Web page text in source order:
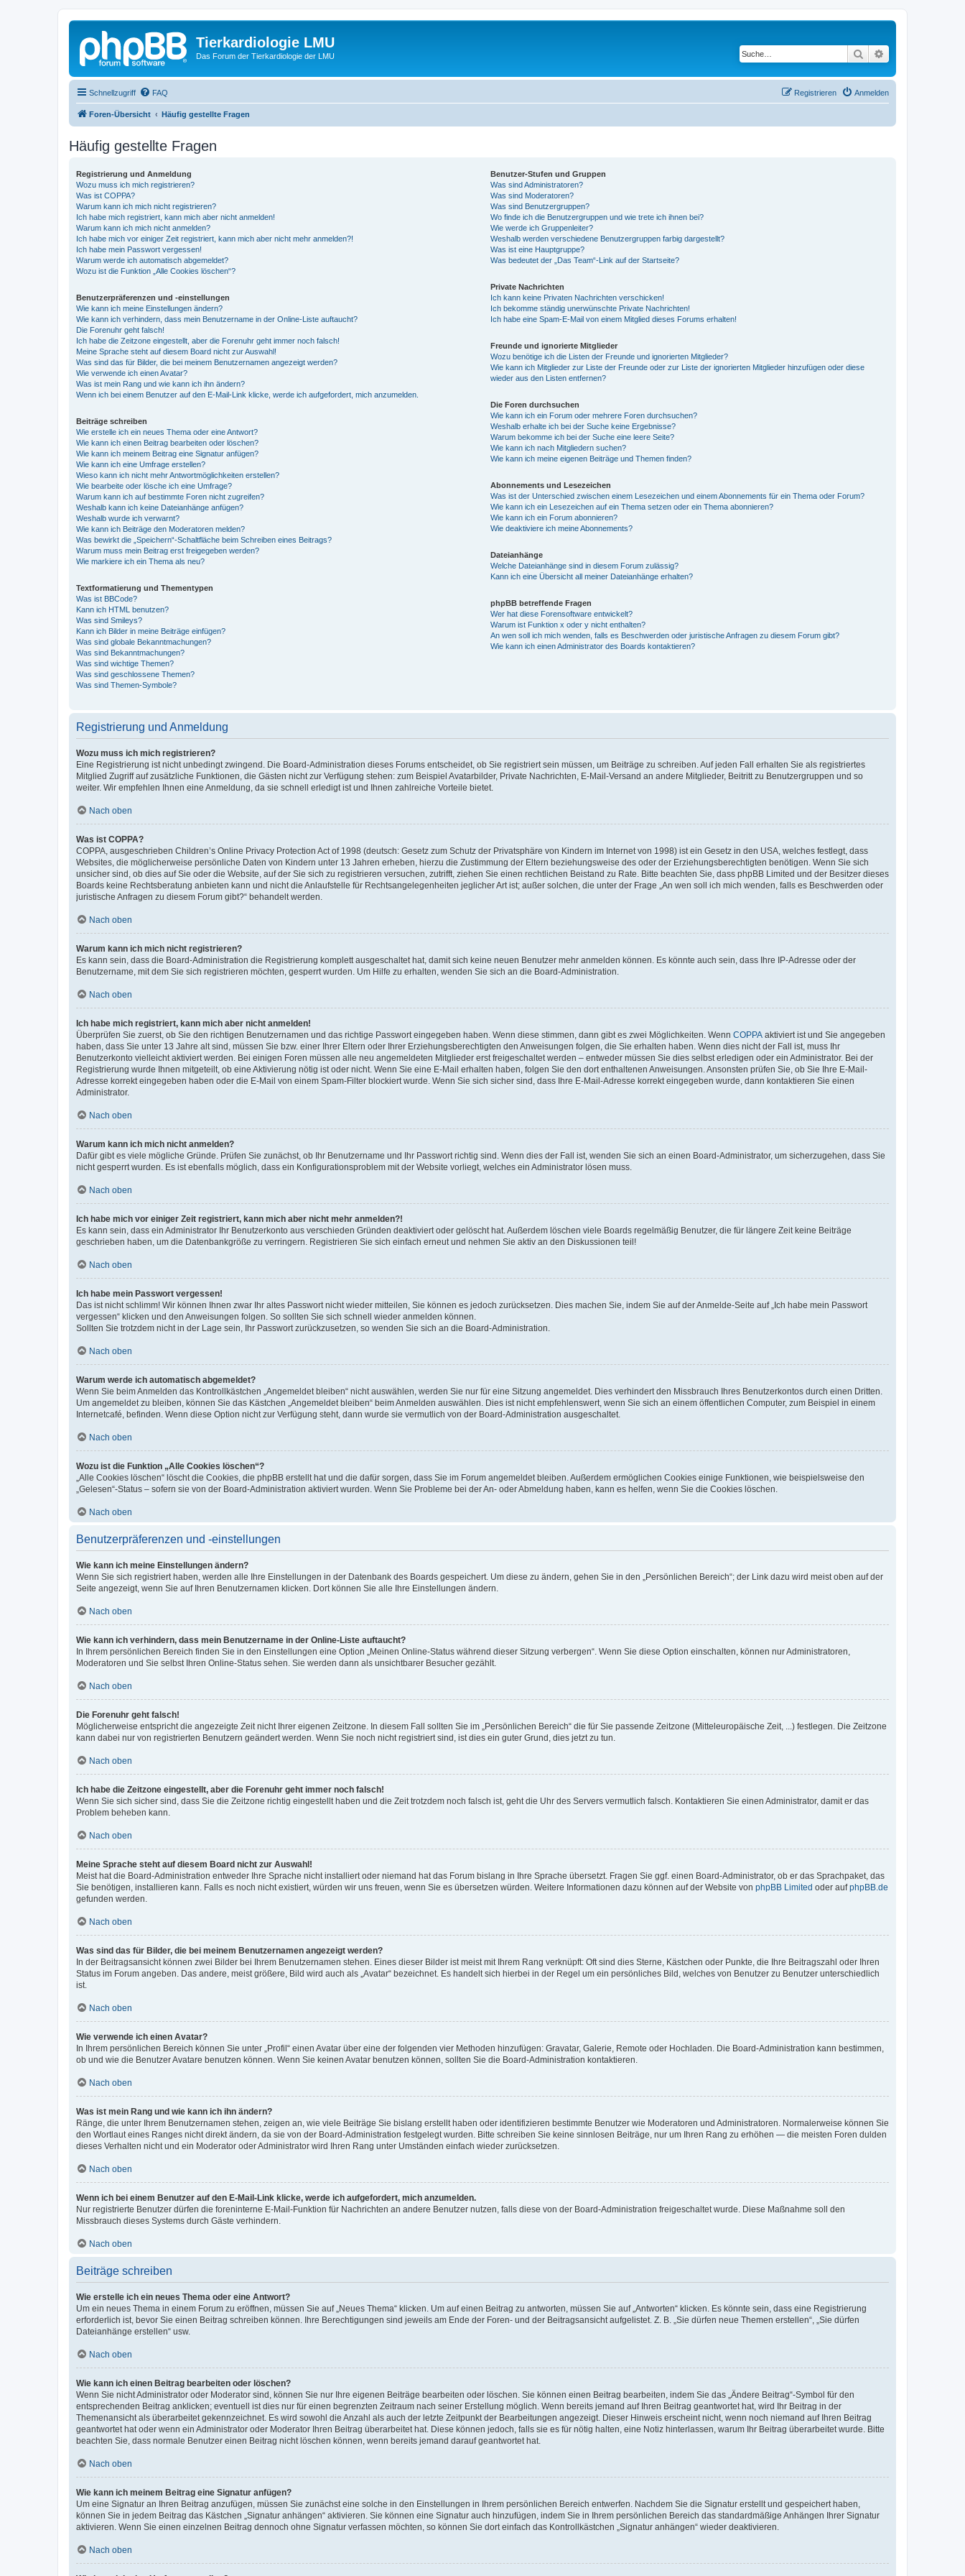
Tierkardiologie LMU
Das Forum der Tierkardiologie der LMU Suche
Schnellzugriff FAQ Anmelden
Registrieren
Foren-Übersicht Häufig gestellte Fragen
Häufig gestellte Fragen
Registrierung und Anmeldung
Wozu muss ich mich registrieren?
Was ist COPPA?
Warum kann ich mich nicht registrieren?
Ich habe mich registriert, kann mich aber nicht anmelden!
Warum kann ich mich nicht anmelden?
Ich habe mich vor einiger Zeit registriert, kann mich aber nicht mehr anmelden?!
Ich habe mein Passwort vergessen!
Warum werde ich automatisch abgemeldet?
Wozu ist die Funktion „Alle Cookies löschen“?
Benutzerpräferenzen und -einstellungen
Wie kann ich meine Einstellungen ändern?
Wie kann ich verhindern, dass mein Benutzername in der Online-Liste auftaucht?
Die Forenuhr geht falsch!
Ich habe die Zeitzone eingestellt, aber die Forenuhr geht immer noch falsch!
Meine Sprache steht auf diesem Board nicht zur Auswahl!
Was sind das für Bilder, die bei meinem Benutzernamen angezeigt werden?
Wie verwende ich einen Avatar?
Was ist mein Rang und wie kann ich ihn ändern?
Wenn ich bei einem Benutzer auf den E-Mail-Link klicke, werde ich aufgefordert, mich anzumelden.
Beiträge schreiben
Wie erstelle ich ein neues Thema oder eine Antwort?
Wie kann ich einen Beitrag bearbeiten oder löschen?
Wie kann ich meinem Beitrag eine Signatur anfügen?
Wie kann ich eine Umfrage erstellen?
Wieso kann ich nicht mehr Antwortmöglichkeiten erstellen?
Wie bearbeite oder lösche ich eine Umfrage?
Warum kann ich auf bestimmte Foren nicht zugreifen?
Weshalb kann ich keine Dateianhänge anfügen?
Weshalb wurde ich verwarnt?
Wie kann ich Beiträge den Moderatoren melden?
Was bewirkt die „Speichern“-Schaltfläche beim Schreiben eines Beitrags?
Warum muss mein Beitrag erst freigegeben werden?
Wie markiere ich ein Thema als neu?
Textformatierung und Thementypen
Was ist BBCode?
Kann ich HTML benutzen?
Was sind Smileys?
Kann ich Bilder in meine Beiträge einfügen?
Was sind globale Bekanntmachungen?
Was sind Bekanntmachungen?
Was sind wichtige Themen?
Was sind geschlossene Themen?
Was sind Themen-Symbole?
Benutzer-Stufen und Gruppen
Was sind Administratoren?
Was sind Moderatoren?
Was sind Benutzergruppen?
Wo finde ich die Benutzergruppen und wie trete ich ihnen bei?
Wie werde ich Gruppenleiter?
Weshalb werden verschiedene Benutzergruppen farbig dargestellt?
Was ist eine Hauptgruppe?
Was bedeutet der „Das Team“-Link auf der Startseite?
Private Nachrichten
Ich kann keine Privaten Nachrichten verschicken!
Ich bekomme ständig unerwünschte Private Nachrichten!
Ich habe eine Spam-E-Mail von einem Mitglied dieses Forums erhalten!
Freunde und ignorierte Mitglieder
Wozu benötige ich die Listen der Freunde und ignorierten Mitglieder?
Wie kann ich Mitglieder zur Liste der Freunde oder zur Liste der ignorierten Mitglieder hinzufügen oder diese
wieder aus den Listen entfernen?
Die Foren durchsuchen
Wie kann ich ein Forum oder mehrere Foren durchsuchen?
Weshalb erhalte ich bei der Suche keine Ergebnisse?
Warum bekomme ich bei der Suche eine leere Seite?
Wie kann ich nach Mitgliedern suchen?
Wie kann ich meine eigenen Beiträge und Themen finden?
Abonnements und Lesezeichen
Was ist der Unterschied zwischen einem Lesezeichen und einem Abonnements für ein Thema oder Forum?
Wie kann ich ein Lesezeichen auf ein Thema setzen oder ein Thema abonnieren?
Wie kann ich ein Forum abonnieren?
Wie deaktiviere ich meine Abonnements?
Dateianhänge
Welche Dateianhänge sind in diesem Forum zulässig?
Kann ich eine Übersicht all meiner Dateianhänge erhalten?
phpBB betreffende Fragen
Wer hat diese Forensoftware entwickelt?
Warum ist Funktion x oder y nicht enthalten?
An wen soll ich mich wenden, falls es Beschwerden oder juristische Anfragen zu diesem Forum gibt?
Wie kann ich einen Administrator des Boards kontaktieren?
Registrierung und Anmeldung
Wozu muss ich mich registrieren?
Eine Registrierung ist nicht unbedingt zwingend. Die Board-Administration dieses Forums entscheidet, ob Sie registriert sein müssen, um Beiträge zu schreiben. Auf jeden Fall erhalten Sie als registriertes
Mitglied Zugriff auf zusätzliche Funktionen, die Gästen nicht zur Verfügung stehen: zum Beispiel Avatarbilder, Private Nachrichten, E-Mail-Versand an andere Mitglieder, Beitritt zu Benutzergruppen und so
weiter. Wir empfehlen Ihnen eine Anmeldung, da sie schnell erledigt ist und Ihnen zahlreiche Vorteile bietet.
Nach oben
Was ist COPPA?
COPPA, ausgeschrieben Children’s Online Privacy Protection Act of 1998 (deutsch: Gesetz zum Schutz der Privatsphäre von Kindern im Internet von 1998) ist ein Gesetz in den USA, welches festlegt, dass
Websites, die möglicherweise persönliche Daten von Kindern unter 13 Jahren erheben, hierzu die Zustimmung der Eltern beziehungsweise des oder der Erziehungsberechtigten benötigen. Wenn Sie sich
unsicher sind, ob dies auf Sie oder die Website, auf der Sie sich zu registrieren versuchen, zutrifft, ziehen Sie einen rechtlichen Beistand zu Rate. Bitte beachten Sie, dass phpBB Limited und der Besitzer dieses
Boards keine Rechtsberatung anbieten kann und nicht die Anlaufstelle für Rechtsangelegenheiten jeglicher Art ist; außer solchen, die unter der Frage „An wen soll ich mich wenden, falls es Beschwerden oder
juristische Anfragen zu diesem Forum gibt?“ behandelt werden.
Nach oben
Warum kann ich mich nicht registrieren?
Es kann sein, dass die Board-Administration die Registrierung komplett ausgeschaltet hat, damit sich keine neuen Benutzer mehr anmelden können. Es könnte auch sein, dass Ihre IP-Adresse oder der
Benutzername, mit dem Sie sich registrieren möchten, gesperrt wurden. Um Hilfe zu erhalten, wenden Sie sich an die Board-Administration.
Nach oben
Ich habe mich registriert, kann mich aber nicht anmelden!
Überprüfen Sie zuerst, ob Sie den richtigen Benutzernamen und das richtige Passwort eingegeben haben. Wenn diese stimmen, dann gibt es zwei Möglichkeiten. Wenn COPPA aktiviert ist und Sie angegeben
haben, dass Sie unter 13 Jahre alt sind, müssen Sie bzw. einer Ihrer Eltern oder Ihrer Erziehungsberechtigten den Anweisungen folgen, die Sie erhalten haben. Wenn dies nicht der Fall ist, muss Ihr
Benutzerkonto vielleicht aktiviert werden. Bei einigen Foren müssen alle neu angemeldeten Mitglieder erst freigeschaltet werden – entweder müssen Sie dies selbst erledigen oder ein Administrator. Bei der
Registrierung wurde Ihnen mitgeteilt, ob eine Aktivierung nötig ist oder nicht. Wenn Sie eine E-Mail erhalten haben, folgen Sie den dort enthaltenen Anweisungen. Ansonsten prüfen Sie, ob Sie Ihre E-Mail-
Adresse korrekt eingegeben haben oder die E-Mail von einem Spam-Filter blockiert wurde. Wenn Sie sich sicher sind, dass Ihre E-Mail-Adresse korrekt eingegeben wurde, dann kontaktieren Sie einen
Administrator.
Nach oben
Warum kann ich mich nicht anmelden?
Dafür gibt es viele mögliche Gründe. Prüfen Sie zunächst, ob Ihr Benutzername und Ihr Passwort richtig sind. Wenn dies der Fall ist, wenden Sie sich an einen Board-Administrator, um sicherzugehen, dass Sie
nicht gesperrt wurden. Es ist ebenfalls möglich, dass ein Konfigurationsproblem mit der Website vorliegt, welches ein Administrator lösen muss.
Nach oben
Ich habe mich vor einiger Zeit registriert, kann mich aber nicht mehr anmelden?!
Es kann sein, dass ein Administrator Ihr Benutzerkonto aus verschieden Gründen deaktiviert oder gelöscht hat. Außerdem löschen viele Boards regelmäßig Benutzer, die für längere Zeit keine Beiträge
geschrieben haben, um die Datenbankgröße zu verringern. Registrieren Sie sich einfach erneut und nehmen Sie aktiv an den Diskussionen teil!
Nach oben
Ich habe mein Passwort vergessen!
Das ist nicht schlimm! Wir können Ihnen zwar Ihr altes Passwort nicht wieder mitteilen, Sie können es jedoch zurücksetzen. Dies machen Sie, indem Sie auf der Anmelde-Seite auf „Ich habe mein Passwort
vergessen“ klicken und den Anweisungen folgen. So sollten Sie sich schnell wieder anmelden können.
Sollten Sie trotzdem nicht in der Lage sein, Ihr Passwort zurückzusetzen, so wenden Sie sich an die Board-Administration.
Nach oben
Warum werde ich automatisch abgemeldet?
Wenn Sie beim Anmelden das Kontrollkästchen „Angemeldet bleiben“ nicht auswählen, werden Sie nur für eine Sitzung angemeldet. Dies verhindert den Missbrauch Ihres Benutzerkontos durch einen Dritten.
Um angemeldet zu bleiben, können Sie das Kästchen „Angemeldet bleiben“ beim Anmelden auswählen. Dies ist nicht empfehlenswert, wenn Sie sich an einem öffentlichen Computer, zum Beispiel in einem
Internetcafé, befinden. Wenn diese Option nicht zur Verfügung steht, dann wurde sie vermutlich von der Board-Administration ausgeschaltet.
Nach oben
Wozu ist die Funktion „Alle Cookies löschen“?
„Alle Cookies löschen“ löscht die Cookies, die phpBB erstellt hat und die dafür sorgen, dass Sie im Forum angemeldet bleiben. Außerdem ermöglichen Cookies einige Funktionen, wie beispielsweise den
„Gelesen“-Status – sofern sie von der Board-Administration aktiviert wurden. Wenn Sie Probleme bei der An- oder Abmeldung haben, kann es helfen, wenn Sie die Cookies löschen.
Nach oben
Benutzerpräferenzen und -einstellungen
Wie kann ich meine Einstellungen ändern?
Wenn Sie sich registriert haben, werden alle Ihre Einstellungen in der Datenbank des Boards gespeichert. Um diese zu ändern, gehen Sie in den „Persönlichen Bereich“; der Link dazu wird meist oben auf der
Seite angezeigt, wenn Sie auf Ihren Benutzernamen klicken. Dort können Sie alle Ihre Einstellungen ändern.
Nach oben
Wie kann ich verhindern, dass mein Benutzername in der Online-Liste auftaucht?
In Ihrem persönlichen Bereich finden Sie in den Einstellungen eine Option „Meinen Online-Status während dieser Sitzung verbergen“. Wenn Sie diese Option einschalten, können nur Administratoren,
Moderatoren und Sie selbst Ihren Online-Status sehen. Sie werden dann als unsichtbarer Besucher gezählt.
Nach oben
Die Forenuhr geht falsch!
Möglicherweise entspricht die angezeigte Zeit nicht Ihrer eigenen Zeitzone. In diesem Fall sollten Sie im „Persönlichen Bereich“ die für Sie passende Zeitzone (Mitteleuropäische Zeit, ...) festlegen. Die Zeitzone
kann dabei nur von registrierten Benutzern geändert werden. Wenn Sie noch nicht registriert sind, ist dies ein guter Grund, dies jetzt zu tun.
Nach oben
Ich habe die Zeitzone eingestellt, aber die Forenuhr geht immer noch falsch!
Wenn Sie sich sicher sind, dass Sie die Zeitzone richtig eingestellt haben und die Zeit trotzdem noch falsch ist, geht die Uhr des Servers vermutlich falsch. Kontaktieren Sie einen Administrator, damit er das
Problem beheben kann.
Nach oben
Meine Sprache steht auf diesem Board nicht zur Auswahl!
Meist hat die Board-Administration entweder Ihre Sprache nicht installiert oder niemand hat das Forum bislang in Ihre Sprache übersetzt. Fragen Sie ggf. einen Board-Administrator, ob er das Sprachpaket, das
Sie benötigen, installieren kann. Falls es noch nicht existiert, würden wir uns freuen, wenn Sie es übersetzen würden. Weitere Informationen dazu können auf der Website von phpBB Limited oder aufphpBB.de
gefunden werden.
Nach oben
Was sind das für Bilder, die bei meinem Benutzernamen angezeigt werden?
In der Beitragsansicht können zwei Bilder bei Ihrem Benutzernamen stehen. Eines dieser Bilder ist meist mit Ihrem Rang verknüpft: Oft sind dies Sterne, Kästchen oder Punkte, die Ihre Beitragszahl oder Ihren
Status im Forum angeben. Das andere, meist größere, Bild wird auch als „Avatar“ bezeichnet. Es handelt sich hierbei in der Regel um ein persönliches Bild, welches von Benutzer zu Benutzer unterschiedlich
ist.
Nach oben
Wie verwende ich einen Avatar?
In Ihrem persönlichen Bereich können Sie unter „Profil“ einen Avatar über eine der folgenden vier Methoden hinzufügen: Gravatar, Galerie, Remote oder Hochladen. Die Board-Administration kann bestimmen,
ob und wie die Benutzer Avatare benutzen können. Wenn Sie keinen Avatar benutzen können, sollten Sie die Board-Administration kontaktieren.
Nach oben
Was ist mein Rang und wie kann ich ihn ändern?
Ränge, die unter Ihrem Benutzernamen stehen, zeigen an, wie viele Beiträge Sie bislang erstellt haben oder identifizieren bestimmte Benutzer wie Moderatoren und Administratoren. Normalerweise können Sie
den Wortlaut eines Ranges nicht direkt ändern, da sie von der Board-Administration festgelegt wurden. Bitte schreiben Sie keine sinnlosen Beiträge, nur um Ihren Rang zu erhöhen — die meisten Foren dulden
dieses Verhalten nicht und ein Moderator oder Administrator wird Ihren Rang unter Umständen einfach wieder zurücksetzen.
Nach oben
Wenn ich bei einem Benutzer auf den E-Mail-Link klicke, werde ich aufgefordert, mich anzumelden.
Nur registrierte Benutzer dürfen die foreninterne E-Mail-Funktion für Nachrichten an andere Benutzer nutzen, falls diese von der Board-Administration freigeschaltet wurde. Diese Maßnahme soll den
Missbrauch dieses Systems durch Gäste verhindern.
Nach oben
Beiträge schreiben
Wie erstelle ich ein neues Thema oder eine Antwort?
Um ein neues Thema in einem Forum zu eröffnen, müssen Sie auf „Neues Thema“ klicken. Um auf einen Beitrag zu antworten, müssen Sie auf „Antworten“ klicken. Es könnte sein, dass eine Registrierung
erforderlich ist, bevor Sie einen Beitrag schreiben können. Ihre Berechtigungen sind jeweils am Ende der Foren- und der Beitragsansicht aufgelistet. Z. B. „Sie dürfen neue Themen erstellen“, „Sie dürfen
Dateianhänge erstellen“ usw.
Nach oben
Wie kann ich einen Beitrag bearbeiten oder löschen?
Wenn Sie nicht Administrator oder Moderator sind, können Sie nur Ihre eigenen Beiträge bearbeiten oder löschen. Sie können einen Beitrag bearbeiten, indem Sie das „Ändere Beitrag“-Symbol für den
entsprechenden Beitrag anklicken; eventuell ist dies nur für einen begrenzten Zeitraum nach seiner Erstellung möglich. Wenn bereits jemand auf Ihren Beitrag geantwortet hat, wird Ihr Beitrag in der
Themenansicht als überarbeitet gekennzeichnet. Es wird sowohl die Anzahl als auch der letzte Zeitpunkt der Bearbeitungen angezeigt. Dieser Hinweis erscheint nicht, wenn noch niemand auf Ihren Beitrag
geantwortet hat oder wenn ein Administrator oder Moderator Ihren Beitrag überarbeitet hat. Diese können jedoch, falls sie es für nötig halten, eine Notiz hinterlassen, warum Ihr Beitrag überarbeitet wurde. Bitte
beachten Sie, dass normale Benutzer einen Beitrag nicht löschen können, wenn bereits jemand darauf geantwortet hat.
Nach oben
Wie kann ich meinem Beitrag eine Signatur anfügen?
Um eine Signatur an Ihren Beitrag anzufügen, müssen Sie zunächst eine solche in den Einstellungen in Ihrem persönlichen Bereich entwerfen. Nachdem Sie die Signatur erstellt und gespeichert haben,
können Sie in jedem Beitrag das Kästchen „Signatur anhängen“ aktivieren. Sie können eine Signatur auch hinzufügen, indem Sie in Ihrem persönlichen Bereich das standardmäßige Anhängen Ihrer Signatur
aktivieren. Wenn Sie einen einzelnen Beitrag dennoch ohne Signatur verfassen möchten, so können Sie dort einfach das Kontrollkästchen „Signatur anhängen“ wieder deaktivieren.
Nach oben